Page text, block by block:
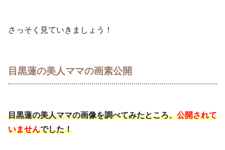
さっそく見ていきましょう！
目黒蓮の美人ママの画素公開
目黒蓮の美人ママの画像を調べてみたところ、公開されて
いませんでした！